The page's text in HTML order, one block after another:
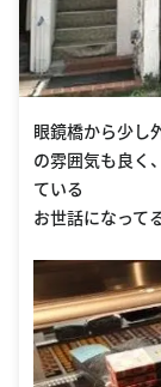
眼鏡橋から少し
の雰囲気も良く
ている
お世話になって